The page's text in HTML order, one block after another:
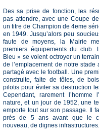
Des sa prise de fonction, les
pas attendre, avec une Coupe
un titre de Champion de 4eme
en 1949. Jusqu’alors peu
faute de moyens, la Mairie
premiers équipements du club.
Bleu » se voient octroyer un
de l’emplacement de notre stade
partagé avec le football. Une
construite, faite de tôles, de
pilotis pour éviter sa destruction
Cependant, rarement l’homme
nature, et un jour de 1952, une
emporte tout sur son passage. Il
prés de 5 ans avant que le
nouveau, de dignes infrastructures.